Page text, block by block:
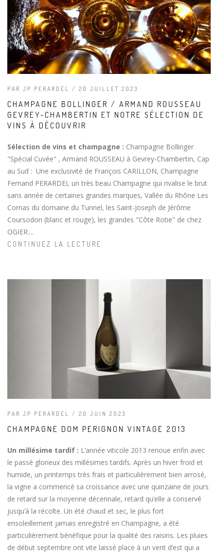
PAR JP PERARDEL / 20 JUILLET 2023
CHAMPAGNE BOLLINGER / ARMAND ROUSSEAU
GEVREY-CHAMBERTIN ET NOTRE SÉLECTION DE
VINS À DÉCOUVRIR
Sélection de vins et champagne : Champagne Bollinger
"Spécial Cuvée" , Armand ROUSSEAU à Gevrey-Chambertin, Cap
au Sud : Une exclusivité de François CARILLON, Champagne
Fernand PERARDEL un très beau Champagne qui rivalise le brut
sans année de certaines grandes marques, Vallée du Rhône Les
Cornas du domaine du Tunnel, les Saint-Joseph de Jérôme
Coursodon (blanc et rouge), les grandes "Côte Rotie" de chez
OGIER....
CONTINUEZ LA LECTURE
PAR JP PERARDEL / 20 JUIN 2023
CHAMPAGNE DOM PERIGNON VINTAGE 2013
Un millésime tardif : L’année viticole 2013 renoue enfin avec
le passé glorieux des millésimes tardifs. Après un hiver froid et
humide, un printemps très frais et particulièrement bien arrosé,
la vigne a commencé sa croissance avec une quinzaine de jours
de retard sur la moyenne décennale, retard qu’elle a conservé
jusqu’à la récolte. Un été chaud et sec, le plus fort
ensoleillement jamais enregistré en Champagne, a été
particulièrement bénéfique pour la qualité des raisins. Les pluies
de début septembre ont vite laissé place à un vent d’est qui a